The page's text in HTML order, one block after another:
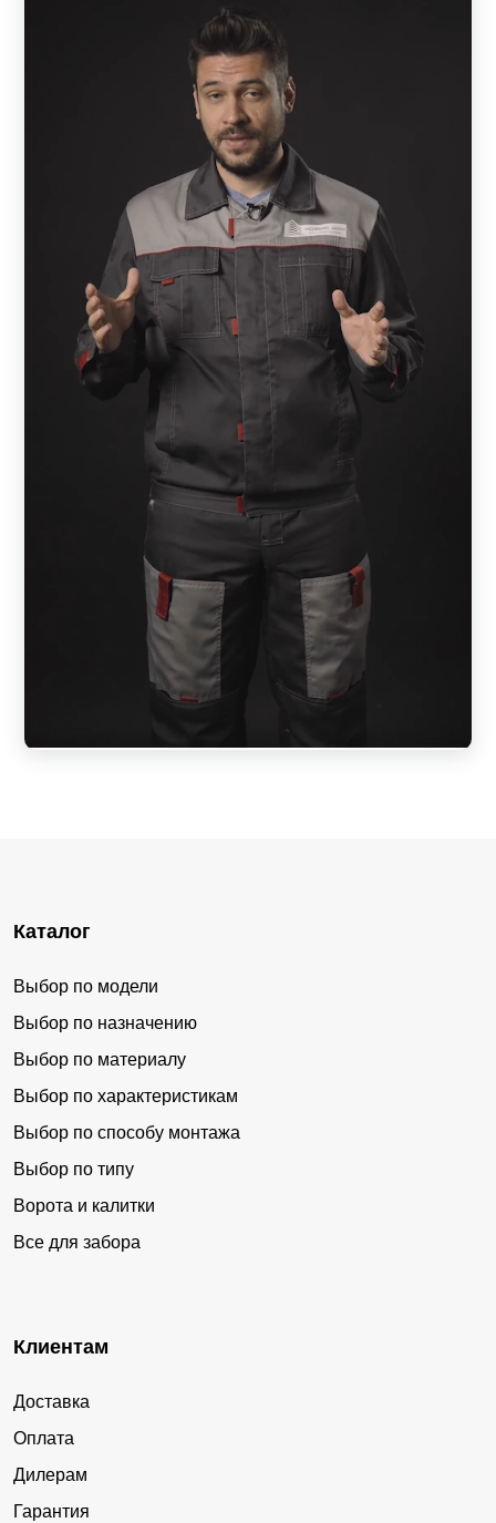
Каталог
Выбор по модели
Выбор по назначению
Выбор по материалу
Выбор по характеристикам
Выбор по способу монтажа
Выбор по типу
Ворота и калитки
Все для забора
Клиентам
Доставка
Оплата
Дилерам
Гарантия